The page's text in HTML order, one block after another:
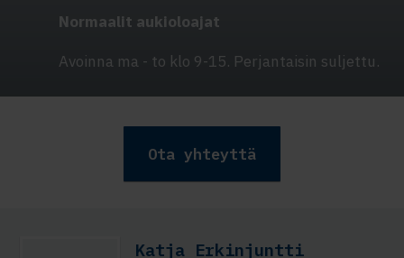
Normaalit aukioloajat
Avoinna ma - to klo 9-15. Perjantaisin suljettu.
Ota yhteyttä
Katja Erkinjuntti